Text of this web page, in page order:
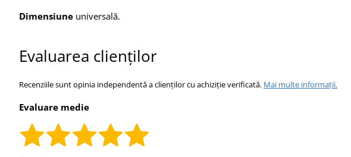
Dimensiune universală.
Evaluarea clienților
Recenziile sunt opinia independentă a clienților cu achiziție verificată. Mai multe informații.
Evaluare medie